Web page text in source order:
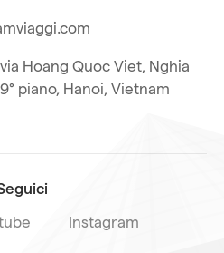
nostra
Hoang Quoc Viet, Nghia
piano, Hanoi, Vietnam
Instagram